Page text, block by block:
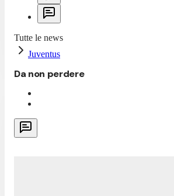
Tutte le news
Juventus
Da non perdere